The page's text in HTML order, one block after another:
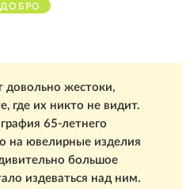
ДОБРО
жестоки,
где их никто не видит.
65-летнего
на ювелирные изделия
большое
издеваться над ним.